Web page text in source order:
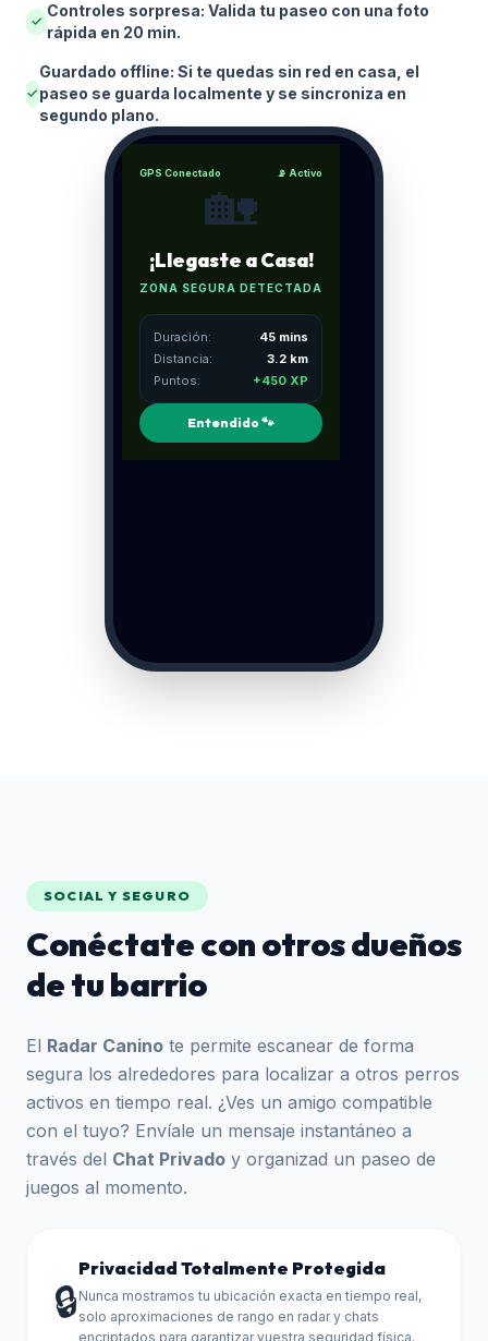
GPS Conectado 📡 Activo
🏡
¡Llegaste a Casa!
ZONA SEGURA DETECTADA
Duración:
45 mins
Distancia:
3.2 km
Puntos:
+450 XP
Entendido 🐾
✓
Controles sorpresa: Valida tu paseo con una foto
rápida en 20 min.
✓
Guardado offline: Si te quedas sin red en casa, el
paseo se guarda localmente y se sincroniza en
segundo plano.
SOCIAL Y SEGURO
Conéctate con otros dueños
de tu barrio
El Radar Canino te permite escanear de forma
segura los alrededores para localizar a otros perros
activos en tiempo real. ¿Ves un amigo compatible
con el tuyo? Envíale un mensaje instantáneo a
través del Chat Privado y organizad un paseo de
juegos al momento.
🔒
Privacidad Totalmente Protegida
Nunca mostramos tu ubicación exacta en tiempo real,
solo aproximaciones de rango en radar y chats
encriptados para garantizar vuestra seguridad física.